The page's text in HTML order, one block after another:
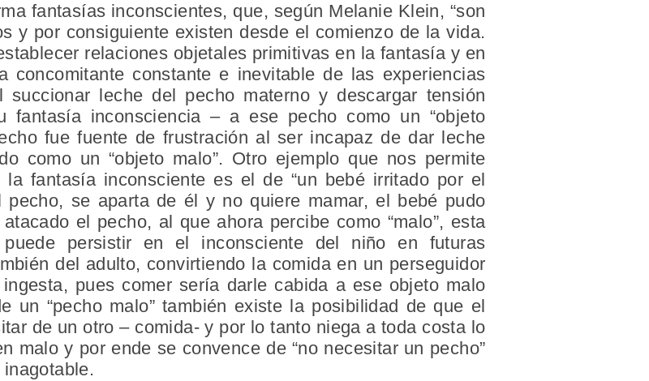
fantasías inconscientes, que, según Melanie Klein, “son
y por consiguiente existen desde el comienzo de la vida.
relaciones objetales primitivas en la fantasía y en
constante e inevitable de las experiencias
leche del pecho materno y descargar tensión
fantasía inconsciencia – a ese pecho como un “objeto
fue fuente de frustración al ser incapaz de dar leche
como un “objeto malo”. Otro ejemplo que nos permite
la fantasía inconsciente es el de “un bebé irritado por el
se aparta de él y no quiere mamar, el bebé pudo
el pecho, al que ahora percibe como “malo”, esta
persistir en el inconsciente del niño en futuras
del adulto, convirtiendo la comida en un perseguidor
pues comer sería darle cabida a ese objeto malo
un “pecho malo” también existe la posibilidad de que el
de un otro – comida- y por lo tanto niega a toda costa lo
malo y por ende se convence de “no necesitar un pecho”